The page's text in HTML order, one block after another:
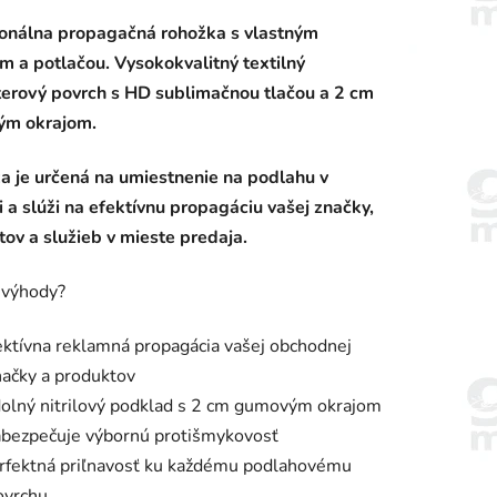
propagačná rohožka s vlastným
a potlačou. Vysokokvalitný textilný
povrch s HD sublimačnou tlačou a 2 cm
okrajom.
je určená na umiestnenie na podlahu v
a slúži na efektívnu propagáciu vašej značky,
a služieb v mieste predaja.
reklamná propagácia vašej obchodnej
a produktov
nitrilový podklad s 2 cm gumovým okrajom
výbornú protišmykovosť
priľnavosť ku každému podlahovému